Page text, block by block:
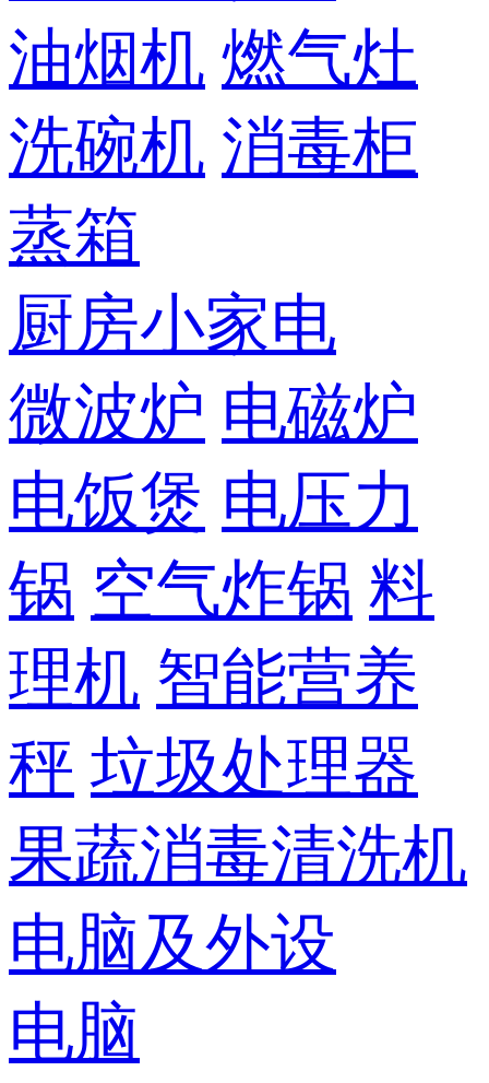
油烟机 燃气灶
洗碗机 消毒柜
蒸箱
厨房小家电
微波炉 电磁炉
电饭煲 电压力
锅 空气炸锅 料
理机 智能营养
秤 垃圾处理器
果蔬消毒清洗机
电脑及外设
电脑